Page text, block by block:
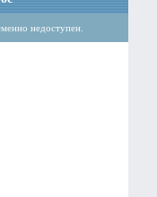
недоступен.